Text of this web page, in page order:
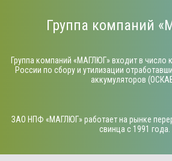
Группа компаний
Группа компаний «МАГЛЮГ» входит в число
России по сбору и утилизации
аккумуляторов
ЗАО НПФ «МАГЛЮГ» работает на рынке
свинца с 1991 года.